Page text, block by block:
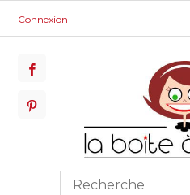
Connexion